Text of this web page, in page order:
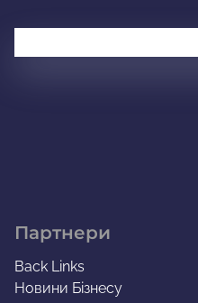
Партнери
Back Links
Новини Бізнесу